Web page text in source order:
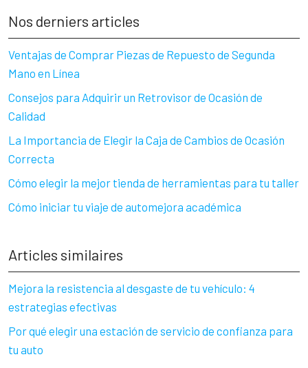
Nos derniers articles
Ventajas de Comprar Piezas de Repuesto de Segunda
Mano en Línea
Consejos para Adquirir un Retrovisor de Ocasión de
Calidad
La Importancia de Elegir la Caja de Cambios de Ocasión
Correcta
Cómo elegir la mejor tienda de herramientas para tu taller
Cómo iniciar tu viaje de automejora académica
Articles similaires
Mejora la resistencia al desgaste de tu vehículo: 4
estrategias efectivas
Por qué elegir una estación de servicio de confianza para
tu auto